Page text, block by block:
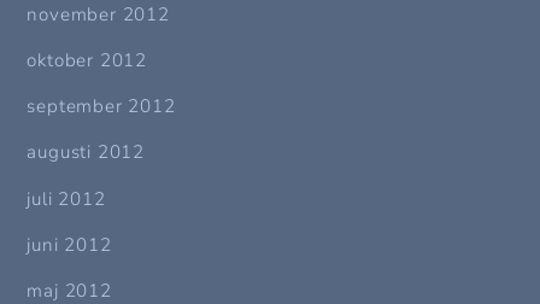
november 2012
oktober 2012
september 2012
augusti 2012
juli 2012
juni 2012
maj 2012